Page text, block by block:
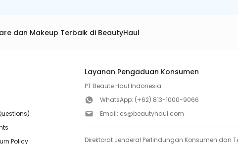
dan Makeup Terbaik di BeautyHaul
Policy
Layanan Pengaduan Konsumen
PT Beaute Haul Indonesia
WhatsApp: (+62) 813-1000-9066
Email: cs@beautyhaul.com
Direktorat Jenderal Perlindungan Konsumen dan